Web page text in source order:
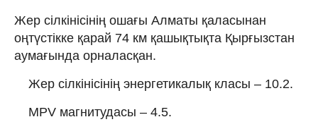
Жер сілкінісінің ошағы Алматы қаласынан
оңтүстікке қарай 74 км қашықтықта Қырғызстан
аумағында орналасқан.
Жер сілкінісінің энергетикалық класы – 10.2.
MPV магнитудасы – 4.5.